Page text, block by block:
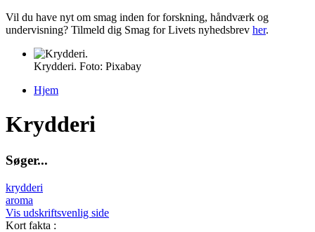
Vil du have nyt om smag inden for forskning, håndværk og
undervisning? Tilmeld dig Smag for Livets nyhedsbrev her.
Krydderi. Foto: Pixabay
Hjem
Krydderi
Søger...
krydderi
aroma
Vis udskriftsvenlig side
Kort fakta :